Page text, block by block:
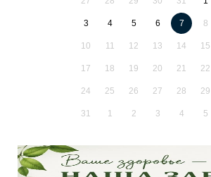
3 4 5 6 7 8
10 11 12 13 14 15
17 18 19 20 21 22
24 25 26 27 28 29
31 1 2 3 4 5